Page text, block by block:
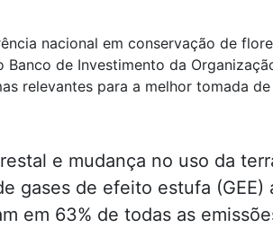
nacional em conservação de
de Investimento da
relevantes para a melhor tomada
e mudança no uso da
gases de efeito estufa
em 63% de todas as